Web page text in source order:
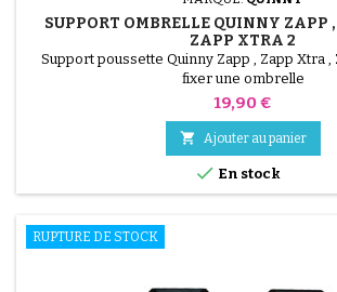
SUPPORT OMBRELLE QUINNY ZAPP
ZAPP XTRA 2
Support poussette Quinny Zapp , Zapp Xtra ,
fixer une ombrelle
Prix
19,90 €
 Ajouter au panier
 En stock
RUPTURE DE STOCK